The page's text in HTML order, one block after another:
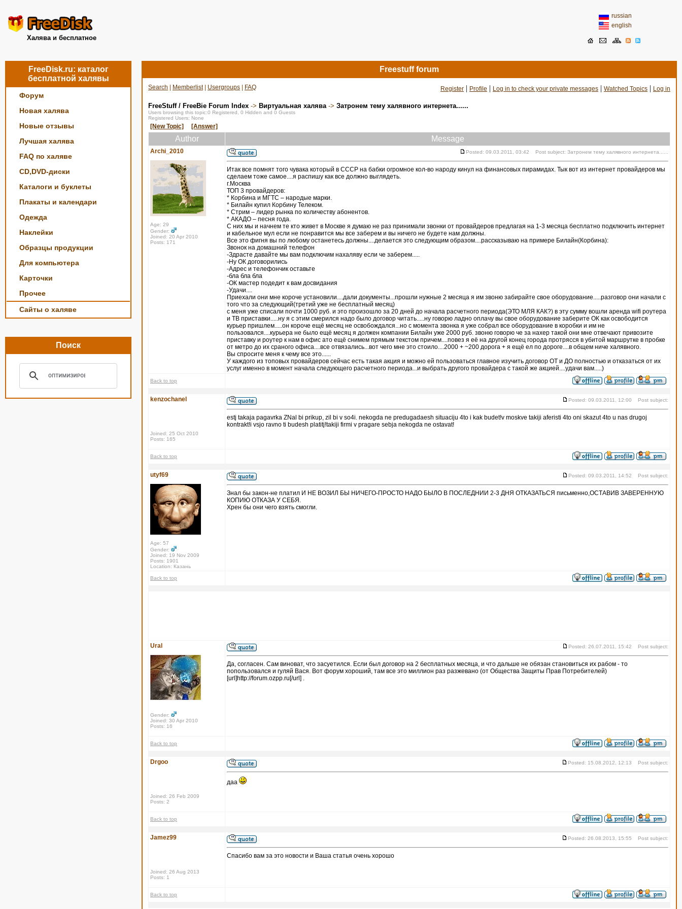
Халява и бесплатное
russian
english
FreeDisk.ru: каталог
бесплатной халявы
Форум
Новая халява
Новые отзывы
Лучшая халява
FAQ по халяве
CD,DVD-диски
Каталоги и буклеты
Плакаты и календари
Одежда
Наклейки
Образцы продукции
Для компьютера
Карточки
Прочее
Сайты о халяве
Поиск
Freestuff forum
Search Memberlist| Usergroups FAQ Register | Profile | Log in to check your private messages | Watched Topics | Log in
FreeStuff / FreeBie Forum Index -> Виртуальная халява-> Затронем тему халявного интернета......
Users browsing this topic:0 Registered, 0 Hidden and 0 Guests
Registered Users: None
[New Topic] [Answer]
Author Message
Archi_2010
Age: 29
Gender:
Joined: 20 Apr 2010
Posts: 171
Posted: 09.03.2011, 03:42 Post subject: Затронем тему халявного интернета......
Итак все помнят того чувака который в СССР на бабки огромное кол-во народу кинул на финансовых пирамидах. Тык вот из интернет провайдеров мы
сделаем тоже самое....я распишу как все должно выглядеть.
г.Москва
ТОП 3 провайдеров:
* Корбина и МГТС – народые марки.
* Билайн купил Корбину Телеком.
* Стрим – лидер рынка по количеству абонентов.
* АКАДО – песня года.
С них мы и начнем те кто живет в Москве я думаю не раз принимали звонки от провайдеров предлагая на 1-3 месяца бесплатно подключить интернет
и кабельное мул если не понравится мы все заберем и вы ничего не будете нам должны.
Все это фигня вы по любому останетесь должны....делается это следующим образом....рассказываю на примере Билайн(Корбина):
Звонок на домашний телефон
-Здрасте давайте мы вам подключим нахаляву если че заберем.....
-Ну ОК договорились
-Адрес и телефончик оставьте
-бла бла бла
-ОК мастер подедит к вам досвидания
-Удачи....
Приехали они мне короче установили....дали документы...прошли нужные 2 месяца я им звоню забирайте свое оборудование.....разговор они начали с
того что за следующий(третий уже не бесплатный месяц)
с меня уже списали почти 1000 руб. и это произошло за 20 дней до начала расчетного периода(ЭТО МЛЯ КАК?) в эту сумму вошли аренда wifi роутера
и ТВ приставки.....ну я с этим смерился надо было договор читать.....ну говорю ладно оплачу вы свое оборудование заберите ОК как освободится
курьер пришлем.....он короче ещё месяц не освобождался...но с момента звонка я уже собрал все оборудование в коробки и им не
пользовался....курьера не было ещё месяц я должен компании Билайн уже 2000 руб. звоню говорю че за нахер такой они мне отвечают привозите
приставку и роутер к нам в офис ато ещё снимем прямым текстом причем....повез я её на другой конец города протрясся в убитой маршрутке в пробке
от метро до их сраного офиса....все отвязались...вот чего мне это стоило....2000 + ~200 дорога + я ещё ел по дороге....в общем ниче халявного.
Вы спросите меня к чему все это......
У каждого из топовых провайдеров сейчас есть такая акция и можно ей пользоваться главное изучить договор ОТ и ДО полностью и отказаться от их
услуг именно в момент начала следующего расчетного периода...и выбрать другого провайдера с такой же акцией....удачи вам.....)
Back to top
kenzochanel
Joined: 25 Oct 2010
Posts: 165
Posted: 09.03.2011, 12:00 Post subject:
estj takaja pagavrka ZNal bi prikup, zil bi v so4i. nekogda ne predugadaesh situaciju 4to i kak budet!v moskve takiji aferisti 4to oni skazut 4to u nas drugoj
kontrakt!i vsjo ravno ti budesh platitj!takiji firmi v pragare sebja nekogda ne ostavat!
Back to top
utyf69
Age: 57
Gender:
Joined: 19 Nov 2009
Posts: 1901
Location: Казань
Posted: 09.03.2011, 14:52 Post subject:
Знал бы закон-не платил И НЕ ВОЗИЛ БЫ НИЧЕГО-ПРОСТО НАДО БЫЛО В ПОСЛЕДНИИ 2-3 ДНЯ ОТКАЗАТЬСЯ письменно,ОСТАВИВ ЗАВЕРЕННУЮ
КОПИЮ ОТКАЗА У СЕБЯ.
Хрен бы они чего взять смогли.
Back to top
Ural
Gender:
Joined: 30 Apr 2010
Posts: 16
Posted: 26.07.2011, 15:42 Post subject:
Да, согласен. Сам виноват, что засуетился. Если был договор на 2 бесплатных месяца, и что дальше не обязан становиться их рабом - то
попользовался и гуляй Вася. Вот форум хороший, там все это миллион раз разжевано (от Общества Защиты Прав Потребителей)
[url]http://forum.ozpp.ru[/url] .
Back to top
Drgoo
Joined: 26 Feb 2009
Posts: 2
Posted: 15.08.2012, 12:13 Post subject:
даа
Back to top
Jamez99
Joined: 26 Aug 2013
Posts: 1
Posted: 26.08.2013, 15:55 Post subject:
Спасибо вам за это новости и Ваша статья очень хорошо
Back to top